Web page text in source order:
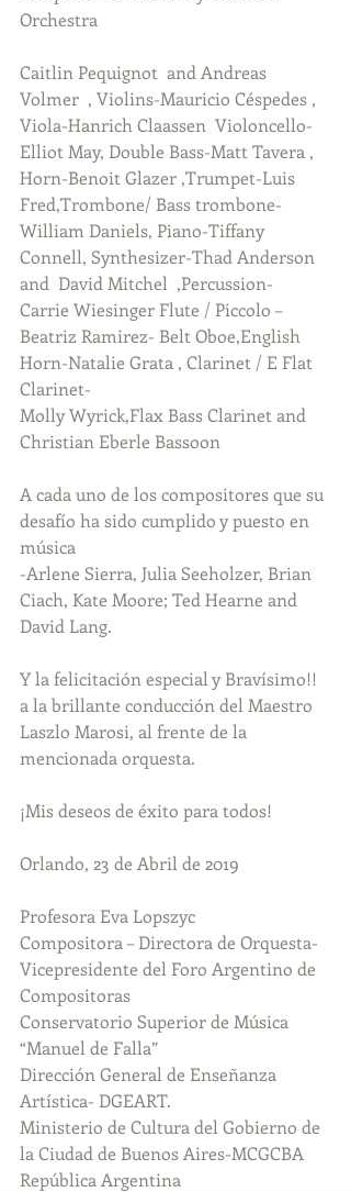
Orchestra
Caitlin Pequignot  and Andreas
Volmer  , Violins-Mauricio Céspedes ,
Viola-Hanrich Claassen  Violoncello-
Elliot May, Double Bass-Matt Tavera ,
Horn-Benoit Glazer ,Trumpet-Luis
Fred,Trombone/ Bass trombone-
William Daniels, Piano-Tiffany
Connell, Synthesizer-Thad Anderson
and  David Mitchel  ,Percussion-
Carrie Wiesinger Flute / Piccolo –
Beatriz Ramirez- Belt Oboe,English
Horn-Natalie Grata , Clarinet / E Flat
Clarinet-
Molly Wyrick,Flax Bass Clarinet and
Christian Eberle Bassoon
A cada uno de los compositores que su
desafío ha sido cumplido y puesto en
música
-Arlene Sierra, Julia Seeholzer, Brian
Ciach, Kate Moore; Ted Hearne and
David Lang.
Y la felicitación especial y Bravísimo!!
a la brillante conducción del Maestro
Laszlo Marosi, al frente de la
mencionada orquesta.
¡Mis deseos de éxito para todos!
Orlando, 23 de Abril de 2019
Profesora Eva Lopszyc
Compositora – Directora de Orquesta-
Vicepresidente del Foro Argentino de
Compositoras
Conservatorio Superior de Música
“Manuel de Falla”
Dirección General de Enseñanza
Artística- DGEART.
Ministerio de Cultura del Gobierno de
la Ciudad de Buenos Aires-MCGCBA
República Argentina